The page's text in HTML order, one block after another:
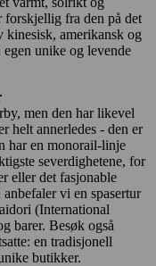
fra den på det
kinesisk, amerikansk og
unike og levende
men den har likevel
helt annerledes - den er
har en monorail-linje
severdighetene, for
eller det fasjonable
vi en spasertur
(International
barer. Besøk også
en tradisjonell
butikker.